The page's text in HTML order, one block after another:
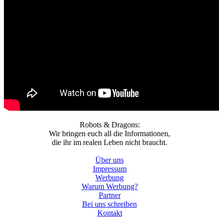
Robots & Dragons:
Wir bringen euch all die Informationen,
die ihr im realen Leben nicht braucht.
Über uns
Impressum
Werbung
Warum Werbung?
Partner
Bei uns schreiben
Kontakt